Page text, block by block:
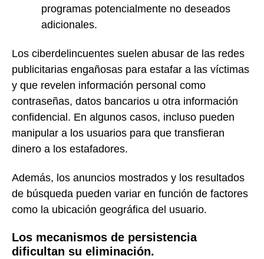
programas potencialmente no deseados
adicionales.
Los ciberdelincuentes suelen abusar de las redes
publicitarias engañosas para estafar a las víctimas
y que revelen información personal como
contraseñas, datos bancarios u otra información
confidencial. En algunos casos, incluso pueden
manipular a los usuarios para que transfieran
dinero a los estafadores.
Además, los anuncios mostrados y los resultados
de búsqueda pueden variar en función de factores
como la ubicación geográfica del usuario.
Los mecanismos de persistencia
dificultan su eliminación.